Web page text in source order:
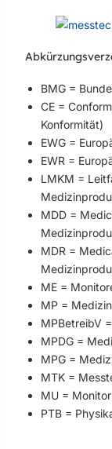
BMG =
CE =
Konformität)
EWG =
EWR =
LMKM =
MDD =
MDR =
ME =
MP =
MPBetreibV
MPDG =
MPG =
MTK =
MU =
PTB =